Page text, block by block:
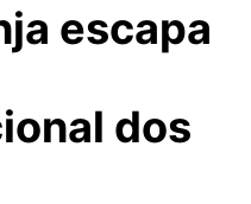
escapa
dos